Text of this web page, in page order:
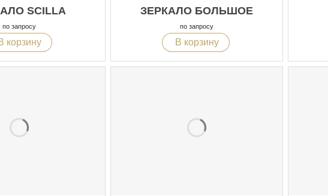
SCILLA
по запросу
корзину
ЗЕРКАЛО БОЛЬШОЕ
по запросу
В корзину